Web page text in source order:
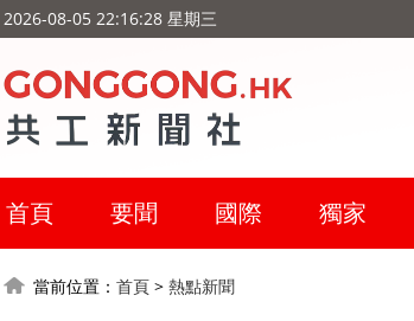
2026-08-05 22:16:29 星期三
首頁 要聞 國際 獨家
當前位置： 首頁 > 熱點新聞